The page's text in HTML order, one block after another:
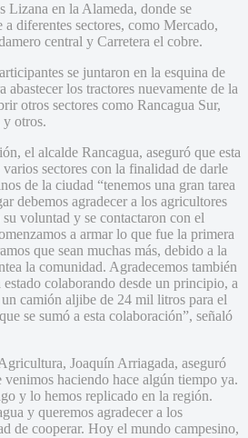
Lizana en la Alameda, donde se
diferentes sectores, como Mercado,
central y Carretera el cobre.
se juntaron en la esquina de
abastecer los tractores nuevamente de la
otros sectores como Rancagua Sur,
otros.
el alcalde Rancagua, aseguró que esta
sectores con la finalidad de darle
de la ciudad “tenemos una gran tarea
debemos agradecer a los agricultores
voluntad y se contactaron con el
a armar lo que fue la primera
que sean muchas más, debido a la
la comunidad. Agradecemos también
colaborando desde un principio, a
camión aljibe de 24 mil litros para el
se sumó a esta colaboración”, señaló
Joaquín Arriagada, aseguró
venimos haciendo hace algún tiempo ya.
y lo hemos replicado en la región.
y queremos agradecer a los
de cooperar. Hoy el mundo campesino,